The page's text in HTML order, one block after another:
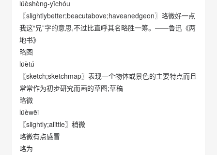
lüèshèng-yīchóu
〖slightlybetter;beacutabove;haveanedgeon〗略微好一点
我这“兄”字的意思,不过比直呼其名略胜一筹。——鲁迅《两
地书》
略图
lüètú
〖sketch;sketchmap〗表现一个物体或景色的主要特点而且
常常作为初步研究而画的草图;草稿
略微
lüèwēi
〖slightly;alittle〗稍微
略微有点感冒
略为